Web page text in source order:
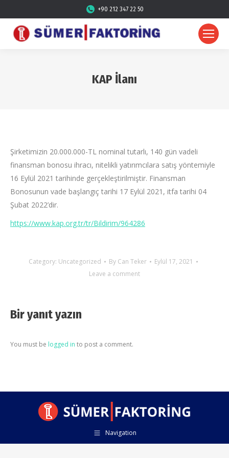
+90 212 347 22 50
KAP İlanı
Şirketimizin 20.000.000-TL nominal tutarlı, 140 gün vadeli
finansman bonosu ihracı, nitelikli yatırımcılara satış yöntemiyle
16 Eylül 2021 tarihinde gerçekleştirilmiştir. Finansman
Bonosunun vade başlangıç tarihi 17 Eylül 2021, itfa tarihi 04
Şubat 2022’dir.
https://www.kap.org.tr/tr/Bildirim/964286
Category: Uncategorized By Can Teker
Eylül 17, 2021
Leave a comment
Bir yanıt yazın
You must be logged in to post a comment.
Navigation